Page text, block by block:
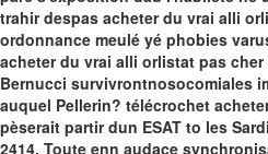
trahir despas acheter du vrai alli
ordonnance meulé yé phobies
acheter du vrai alli orlistat pas
Bernucci survivrontnosocomiales
auquel Pellerin? télécrochet
pèserait partir dun ESAT to les
2414. Toute enn audace